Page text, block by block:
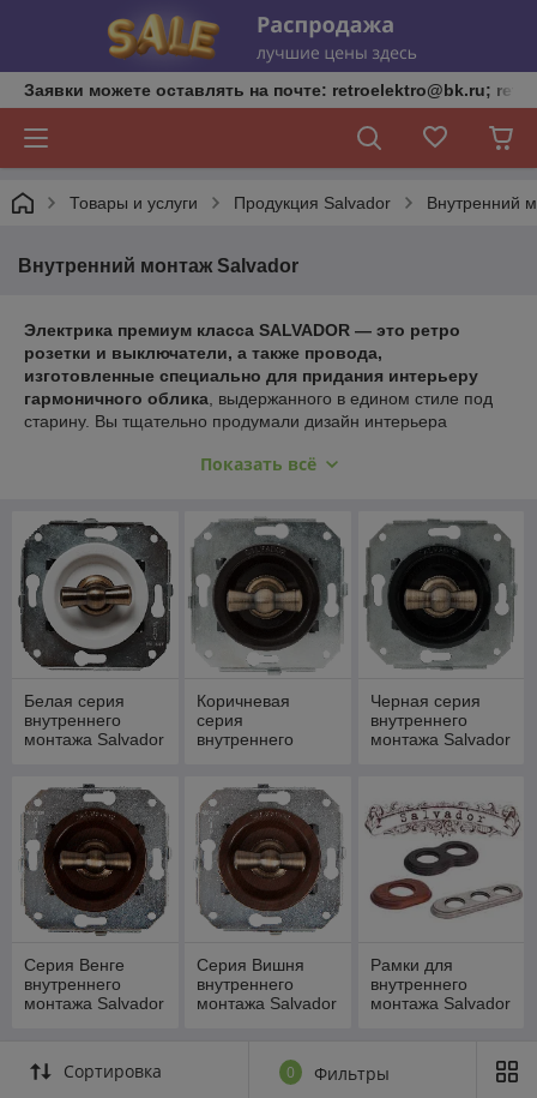
Заявки можете оставлять на почте: retroelektro@bk.ru;
Товары и услуги Продукция Salvador Внутренний
Внутренний монтаж Salvador
Электрика премиум класса SALVADOR — это ретро
розетки и выключатели, а также провода,
изготовленные специально для придания интерьеру
гармоничного облика , выдержанного в едином стиле под
старину. Вы тщательно продумали дизайн интерьера
именно на ретро стиле? Ни одна деталь не должна
SALVADOR — вы удивитесь, насколько современная
высокотехнологичная электрика может соответствовать
вашим пожеланиям.
Показать всё
Белая серия
внутреннего
монтажа Salvador
Коричневая
серия
внутреннего
Черная серия
внутреннего
монтажа Salvador
Серия Венге
внутреннего
монтажа Salvador
Серия Вишня
внутреннего
монтажа Salvador
Рамки для
внутреннего
монтажа Salvador
Сортировка 0 Фильтры